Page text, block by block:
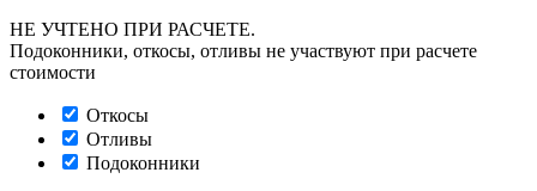
НЕ УЧТЕНО ПРИ РАСЧЕТЕ.
Подоконники, откосы, отливы не участвуют при расчете
стоимости
Откосы
Отливы
Подоконники